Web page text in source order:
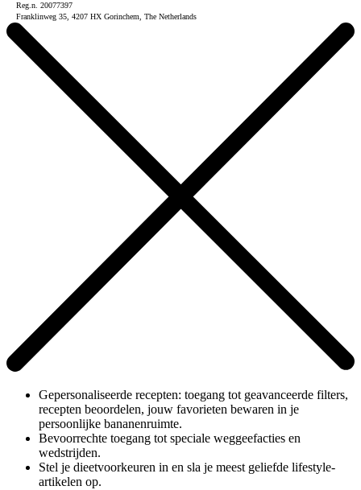
Reg.n. 20077397
Franklinweg 35, 4207 HX Gorinchem, The Netherlands
Gepersonaliseerde recepten: toegang tot geavanceerde filters,
recepten beoordelen, jouw favorieten bewaren in je
persoonlijke bananenruimte.
Bevoorrechte toegang tot speciale weggeefacties en
wedstrijden.
Stel je dieetvoorkeuren in en sla je meest geliefde lifestyle-
artikelen op.